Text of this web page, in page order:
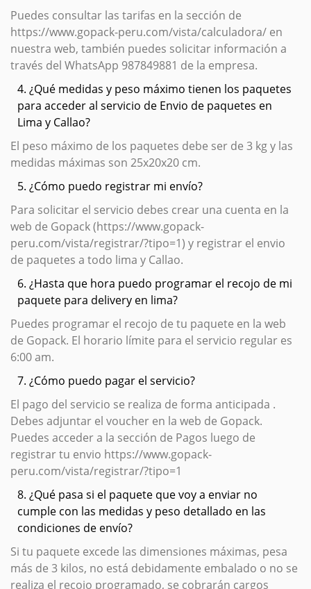
Puedes consultar las tarifas en la sección de
https://www.gopack-peru.com/vista/calculadora/ en
nuestra web, también puedes solicitar información a
través del WhatsApp 987849881 de la empresa.
4. ¿Qué medidas y peso máximo tienen los paquetes
para acceder al servicio de Envio de paquetes en
Lima y Callao?
El peso máximo de los paquetes debe ser de 3 kg y las
medidas máximas son 25x20x20 cm.
5. ¿Cómo puedo registrar mi envío?
Para solicitar el servicio debes crear una cuenta en la
web de Gopack (https://www.gopack-
peru.com/vista/registrar/?tipo=1) y registrar el envio
de paquetes a todo lima y Callao.
6. ¿Hasta que hora puedo programar el recojo de mi
paquete para delivery en lima?
Puedes programar el recojo de tu paquete en la web
de Gopack. El horario límite para el servicio regular es
6:00 am.
7. ¿Cómo puedo pagar el servicio?
El pago del servicio se realiza de forma anticipada .
Debes adjuntar el voucher en la web de Gopack.
Puedes acceder a la sección de Pagos luego de
registrar tu envio https://www.gopack-
peru.com/vista/registrar/?tipo=1
8. ¿Qué pasa si el paquete que voy a enviar no
cumple con las medidas y peso detallado en las
condiciones de envío?
Si tu paquete excede las dimensiones máximas, pesa
más de 3 kilos, no está debidamente embalado o no se
realiza el recojo programado, se cobrarán cargos